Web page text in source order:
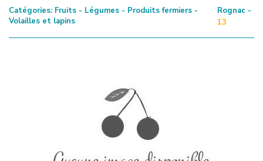
Catégories: Fruits - Légumes - Produits fermiers -
Volailles et lapins
Rognac -
13